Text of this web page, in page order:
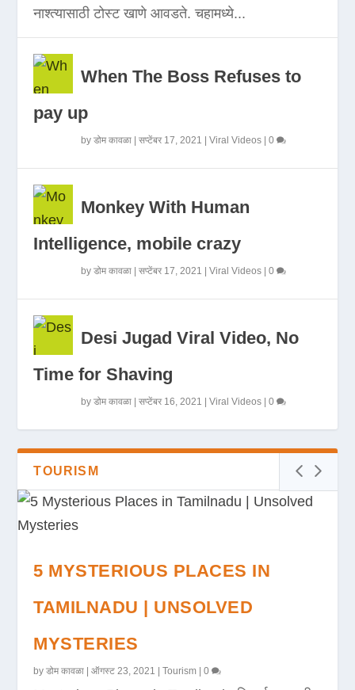
नाश्त्यासाठी टोस्ट खाणे आवडते. चहामध्ये...
When The Boss Refuses to
pay up
byडोम कावळा |सप्टेंबर 17, 2021 |Viral Videos |0
Monkey With Human
Intelligence, mobile crazy
byडोम कावळा |सप्टेंबर 17, 2021 |Viral Videos |0
Desi Jugad Viral Video, No
Time for Shaving
byडोम कावळा |सप्टेंबर 16, 2021 |Viral Videos |0
TOURISM
5 MYSTERIOUS PLACES IN
TAMILNADU | UNSOLVED
MYSTERIES
byडोम कावळा |ऑगस्ट 23, 2021 |Tourism |0